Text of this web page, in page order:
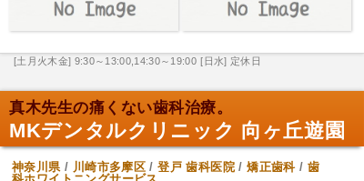
[土月火木金] 9:30～13:00,14:30～19:00 [日水] 定休日
真木先生の痛くない歯科治療。
MKデンタルクリニック 向ヶ丘遊園
神奈川県/ 川崎市多摩区 /登戸 歯科医院/矯正歯科/ 歯